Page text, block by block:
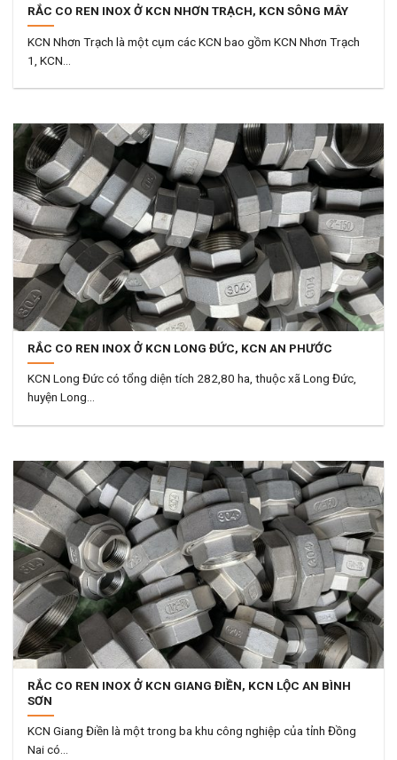
RẮC CO REN INOX Ở KCN NHƠN TRẠCH, KCN SÔNG MÂY
KCN Nhơn Trạch là một cụm các KCN bao gồm KCN Nhơn Trạch
1, KCN...
RẮC CO REN INOX Ở KCN LONG ĐỨC, KCN AN PHƯỚC
KCN Long Đức có tổng diện tích 282,80 ha, thuộc xã Long Đức,
huyện Long...
RẮC CO REN INOX Ở KCN GIANG ĐIỀN, KCN LỘC AN BÌNH
SƠN
KCN Giang Điền là một trong ba khu công nghiệp của tỉnh Đồng
Nai có...